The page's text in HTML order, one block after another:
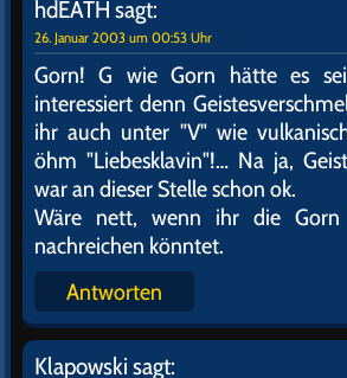
Q wie Q, der, die, das
Kommentare (45)
nach unten springen